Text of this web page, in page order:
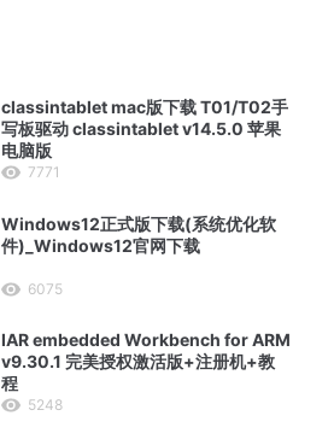
classintablet mac版下载 T01/T02手
写板驱动 classintablet v14.5.0 苹果
电脑版
7771
Windows12正式版下载(系统优化软
件)_Windows12官网下载
6075
IAR embedded Workbench for ARM
v9.30.1 完美授权激活版+注册机+教
程
5248